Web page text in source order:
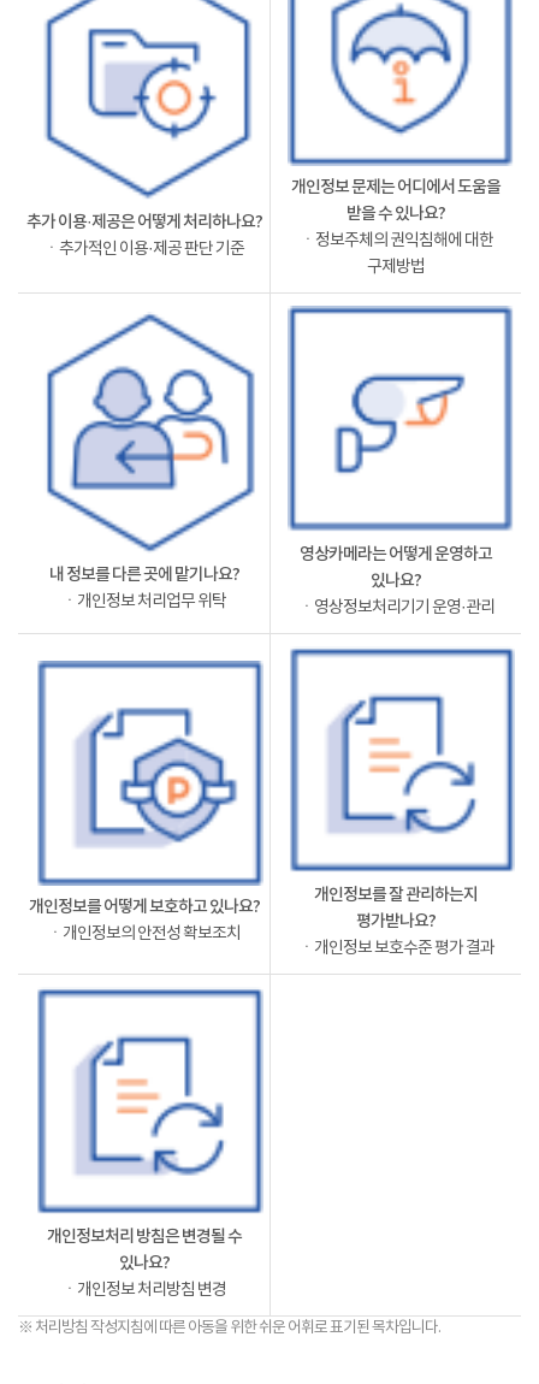
추가 이용·제공은 어떻게 처리하나요?
ㆍ추가적인 이용·제공 판단 기준
개인정보 문제는 어디에서 도움을
받을 수 있나요?
ㆍ정보주체의 권익침해에 대한
구제방법
내 정보를 다른 곳에 맡기나요?
ㆍ개인정보 처리업무 위탁
영상카메라는 어떻게 운영하고
있나요?
ㆍ영상정보처리기기 운영·관리
개인정보를 어떻게 보호하고 있나요?
ㆍ개인정보의 안전성 확보조치
개인정보를 잘 관리하는지
평가받나요?
ㆍ개인정보 보호수준 평가 결과
개인정보처리 방침은 변경될 수
있나요?
ㆍ개인정보 처리방침 변경
※ 처리방침 작성지침에 따른 아동을 위한 쉬운 어휘로 표기된 목차입니다.